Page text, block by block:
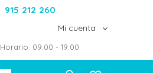
915 212 260
Mi cuenta
Horario: 09:00 - 19:00